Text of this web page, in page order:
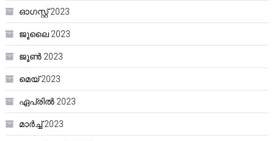
ഓഗസ്റ്റ്‌ 2023
ജൂലൈ 2023
ജൂൺ 2023
മെയ്‌ 2023
ഏപ്രിൽ 2023
മാർച്ച്‌ 2023